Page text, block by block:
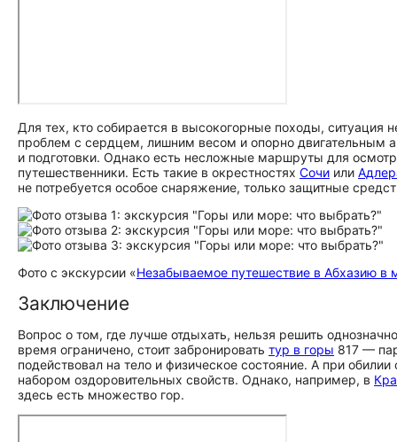
Для тех, кто собирается в высокогорные походы, ситуация
проблем с сердцем, лишним весом и опорно
и подготовки. Однако есть несложные маршруты для
путешественники. Есть такие в окрестностях Сочи или
не потребуется особое снаряжение, только защитные
Фото с экскурсии «Незабываемое путешествие в Абхазию в
Заключение
Вопрос о том, где лучше отдыхать, нельзя решить
время ограничено, стоит забронировать тур в горы 817 —
подействовал на тело и физическое состояние. А при
набором оздоровительных свойств. Однако, например, в
здесь есть множество гор.